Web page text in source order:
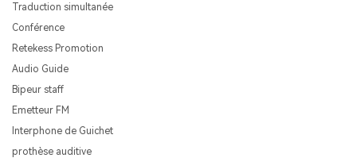
Traduction simultanée
Conférence
Retekess Promotion
Audio Guide
Bipeur staff
Emetteur FM
Interphone de Guichet
prothèse auditive